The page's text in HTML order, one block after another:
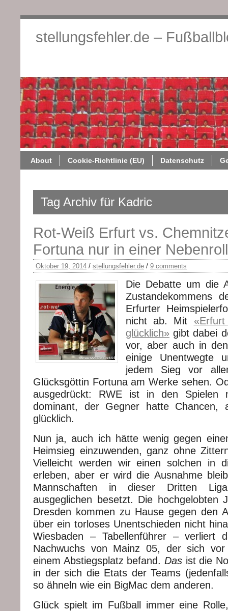
stellungsfehler.de –
About Cookie-Richtlinie (EU) Datenschutz
Tag Archiv für Kadric
Rot-Weiß Erfurt vs.
Fortuna nur in einer
Oktober 19, 2014 / stellungsfehler.de / 9 comments
Die Debatte um die
Zustandekommens
Erfurter
nicht ab. Mit
glücklich» gibt dabei
vor, aber auch in
einige Unentwegte
jedem Sieg vor
Glücksgöttin Fortuna am Werke sehen.
ausgedrückt: RWE ist in den Spielen
dominant, der Gegner hatte Chancen,
glücklich.
Nun ja, auch ich hätte wenig gegen
Heimsieg einzuwenden, ganz ohne
Vielleicht werden wir einen solchen in
erleben, aber er wird die Ausnahme
Mannschaften in dieser Dritten
ausgeglichen besetzt. Die hochgelobten
Dresden kommen zu Hause gegen den
über ein torloses Unentschieden nicht
Wiesbaden – Tabellenführer – verliert
Nachwuchs von Mainz 05, der sich
einem Abstiegsplatz befand. Dasist die
in der sich die Etats der Teams
so ähneln wie ein BigMac dem anderen.
Glück spielt im Fußball immer eine